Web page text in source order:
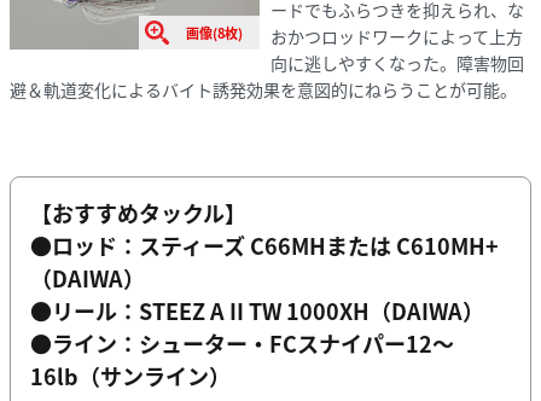
画像(8枚)
ードでもふらつきを抑えられ、な
おかつロッドワークによって上方
向に逃しやすくなった。障害物回
避＆軌道変化によるバイト誘発効果を意図的にねらうことが可能。
【おすすめタックル】
●ロッド：スティーズ C66MHまたは C610MH+
（DAIWA）
●リール：STEEZ A II TW 1000XH（DAIWA）
●ライン：シューター・FCスナイパー12〜
16lb（サンライン）